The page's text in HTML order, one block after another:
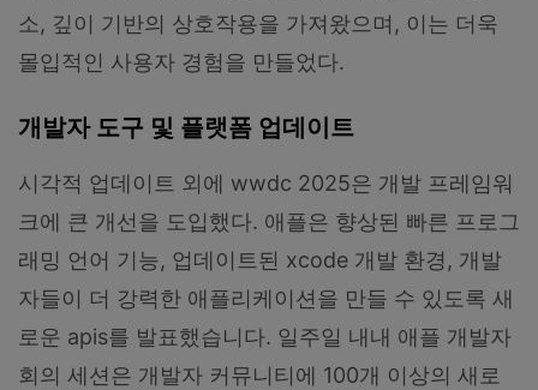
소, 깊이 기반의 상호작용을 가져왔으며, 이는 더욱
몰입적인 사용자 경험을 만들었다.
개발자 도구 및 플랫폼 업데이트
시각적 업데이트 외에 wwdc 2025은 개발 프레임워
크에 큰 개선을 도입했다. 애플은 향상된 빠른 프로그
래밍 언어 기능, 업데이트된 xcode 개발 환경, 개발
자들이 더 강력한 애플리케이션을 만들 수 있도록 새
로운 apis를 발표했습니다. 일주일 내내 애플 개발자
회의 세션은 개발자 커뮤니티에 100개 이상의 새로